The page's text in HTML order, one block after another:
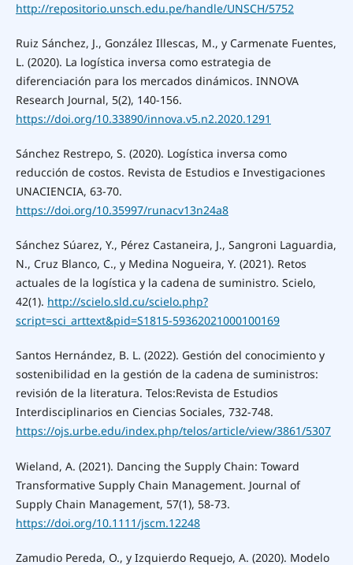
http://repositorio.unsch.edu.pe/handle/UNSCH/5752
Ruiz Sánchez, J., González Illescas, M., y Carmenate Fuentes,
L. (2020). La logística inversa como estrategia de
diferenciación para los mercados dinámicos. INNOVA
Research Journal, 5(2), 140-156.
https://doi.org/10.33890/innova.v5.n2.2020.1291
Sánchez Restrepo, S. (2020). Logística inversa como
reducción de costos. Revista de Estudios e Investigaciones
UNACIENCIA, 63-70.
https://doi.org/10.35997/runacv13n24a8
Sánchez Súarez, Y., Pérez Castaneira, J., Sangroni Laguardia,
N., Cruz Blanco, C., y Medina Nogueira, Y. (2021). Retos
actuales de la logística y la cadena de suministro. Scielo,
42(1). http://scielo.sld.cu/scielo.php?
script=sci_arttext&pid=S1815-59362021000100169
Santos Hernández, B. L. (2022). Gestión del conocimiento y
sostenibilidad en la gestión de la cadena de suministros:
revisión de la literatura. Telos:Revista de Estudios
Interdisciplinarios en Ciencias Sociales, 732-748.
https://ojs.urbe.edu/index.php/telos/article/view/3861/5307
Wieland, A. (2021). Dancing the Supply Chain: Toward
Transformative Supply Chain Management. Journal of
Supply Chain Management, 57(1), 58-73.
https://doi.org/10.1111/jscm.12248
Zamudio Pereda, O., y Izquierdo Requejo, A. (2020). Modelo